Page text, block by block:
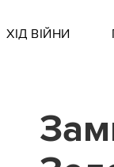
ХІД ВІЙНИ